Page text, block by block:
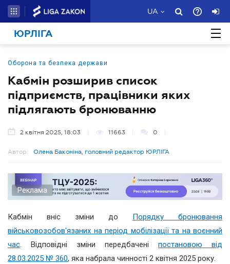
UA
ЮРЛІГА
Оборона та безпека держави
Кабмін розширив список
підприємств, працівники яких
підлягають бронюванню
2 квітня 2025, 18:03 11663 0
Автор: Олена Баконіна, головний редактор ЮРЛІГА
Реклама
Кабмін вніс зміни до Порядку бронювання
військовозобов'язаних на період мобілізації та на воєнний
час. Відповідні зміни передбачені постановою від
28.03.2025 № 360, яка набрала чинності 2 квітня 2025 року.